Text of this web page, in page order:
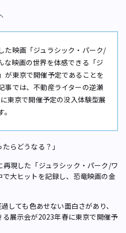
た映画「ジュラシック・パーク/
な映画の世界を体感できる「ジ
が東京で開催予定であることを
では、不動産ライターの逆瀬
東京で開催予定の没入体験型展
らどうなる？」
現した「ジュラシック・パーク/ワ
大ヒットを記録し、恐竜映画の金
しても色あせない面白さがあり、
展示会が2023年春に東京で開催予